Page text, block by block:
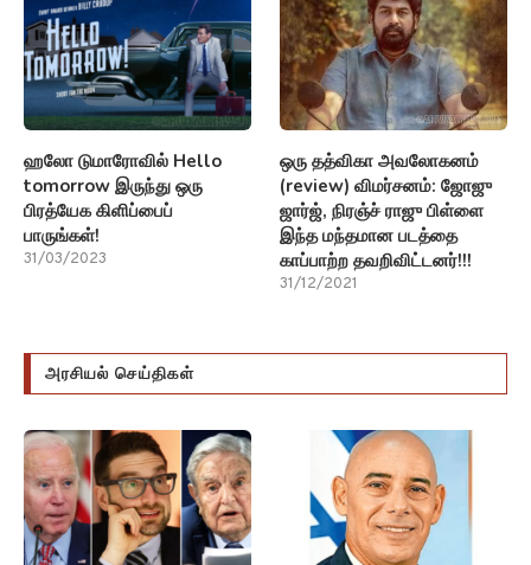
ஹலோ டுமாரோவில் Hello
tomorrow இருந்து ஒரு
பிரத்யேக கிளிப்பைப்
பாருங்கள்!
31/03/2023
ஒரு தத்விகா அவலோகனம்
(review) விமர்சனம்: ஜோஜு
ஜார்ஜ், நிரஞ்ச் ராஜு பிள்ளை
இந்த மந்தமான படத்தை
காப்பாற்ற தவறிவிட்டனர்!!!
31/12/2021
அரசியல் செய்திகள்